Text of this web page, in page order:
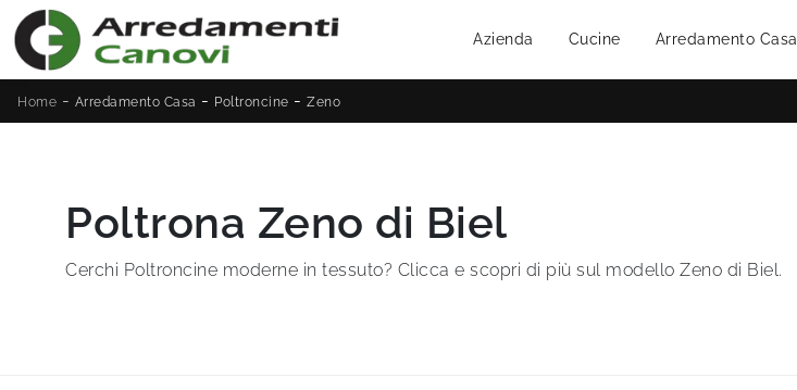
Azienda Cucine Arredamento Casa
Home - Arredamento Casa - Poltroncine - Zeno
Poltrona Zeno di Biel
Cerchi Poltroncine moderne in tessuto? Clicca e scopri di più sul modello Zeno di Biel.